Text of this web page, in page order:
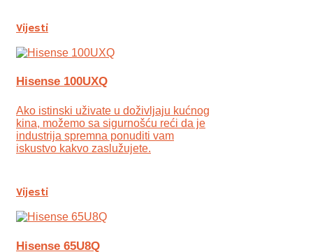
Vijesti
Hisense 100UXQ
Ako istinski uživate u doživljaju kućnog
kina, možemo sa sigurnošću reći da je
industrija spremna ponuditi vam
iskustvo kakvo zaslužujete.
Vijesti
Hisense 65U8Q